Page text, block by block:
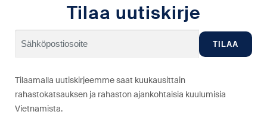
Tilaa uutiskirje
Tilaamalla uutiskirjeemme saat kuukausittain
rahastokatsauksen ja rahaston ajankohtaisia kuulumisia
Vietnamista.